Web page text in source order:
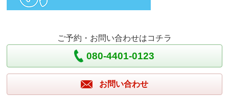
ご予約・お問い合わせはコチラ
080-4401-0123
お問い合わせ